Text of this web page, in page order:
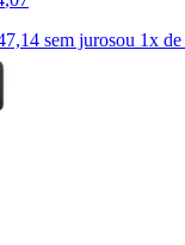
sem jurosou 1x de